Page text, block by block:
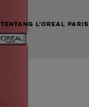
TENTANG L'OREAL PARIS